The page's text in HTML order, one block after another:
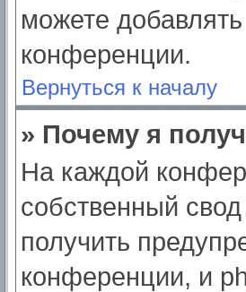
можете
конференции.
Вернуться к началу
» Почему я
На каждой
собственный
получить
конференции, и